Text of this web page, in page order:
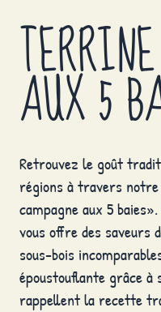
AUX 5
Retrouvez le goût
régions à travers
campagne aux 5
vous offre des saveurs
sous-bois
époustouflante grâce
rappellent la recette